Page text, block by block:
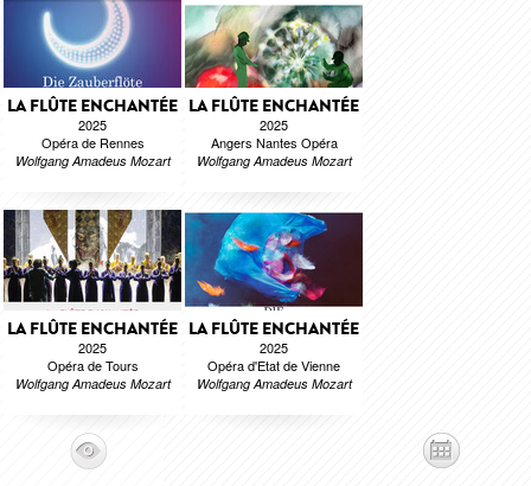
LA FLÛTE ENCHANTÉE
2025
Opéra de Rennes
Wolfgang Amadeus Mozart
LA FLÛTE ENCHANTÉE
2025
Angers Nantes Opéra
Wolfgang Amadeus Mozart
LA FLÛTE ENCHANTÉE
2025
Opéra de Tours
Wolfgang Amadeus Mozart
LA FLÛTE ENCHANTÉE
2025
Opéra d'Etat de Vienne
Wolfgang Amadeus Mozart